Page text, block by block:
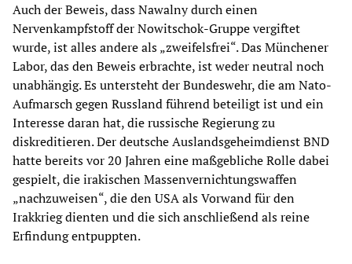
Auch der Beweis, dass Nawalny durch einen
Nervenkampfstoff der Nowitschok-Gruppe vergiftet
wurde, ist alles andere als „zweifelsfrei“. Das Münchener
Labor, das den Beweis erbrachte, ist weder neutral noch
unabhängig. Es untersteht der Bundeswehr, die am Nato-
Aufmarsch gegen Russland führend beteiligt ist und ein
Interesse daran hat, die russische Regierung zu
diskreditieren. Der deutsche Auslandsgeheimdienst BND
hatte bereits vor 20 Jahren eine maßgebliche Rolle dabei
gespielt, die irakischen Massenvernichtungswaffen
„nachzuweisen“, die den USA als Vorwand für den
Irakkrieg dienten und die sich anschließend als reine
Erfindung entpuppten.